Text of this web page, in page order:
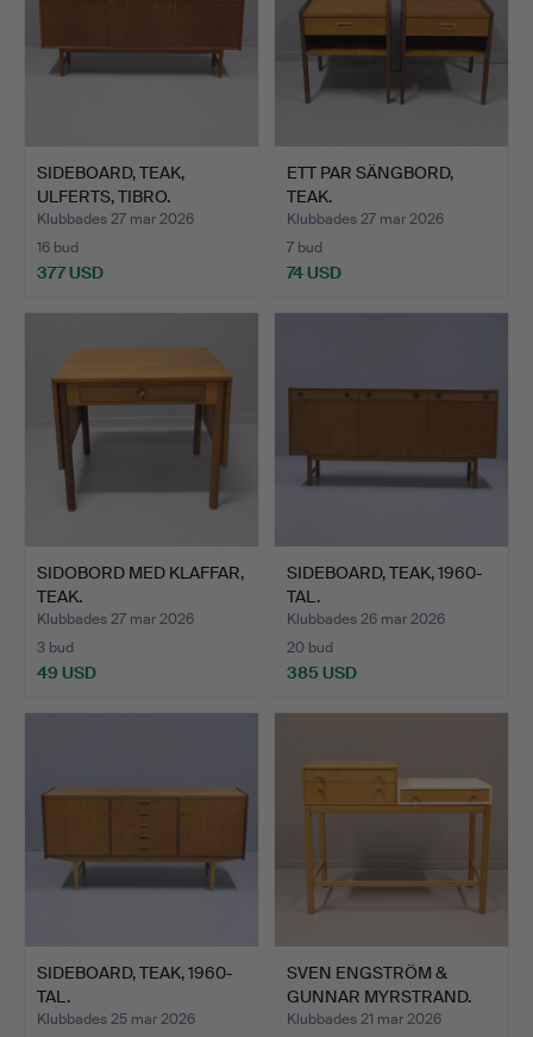
SIDEBOARD, TEAK,
ULFERTS, TIBRO.
Klubbades 27 mar 2026
16 bud
377 USD
ETT PAR SÄNGBORD,
TEAK.
Klubbades 27 mar 2026
7 bud
74 USD
SIDOBORD MED KLAFFAR,
TEAK.
Klubbades 27 mar 2026
3 bud
49 USD
SIDEBOARD, TEAK, 1960-
TAL.
Klubbades 26 mar 2026
20 bud
385 USD
SIDEBOARD, TEAK, 1960-
TAL.
Klubbades 25 mar 2026
SVEN ENGSTRÖM &
GUNNAR MYRSTRAND.
BYRÅ, "C…
Klubbades 21 mar 2026